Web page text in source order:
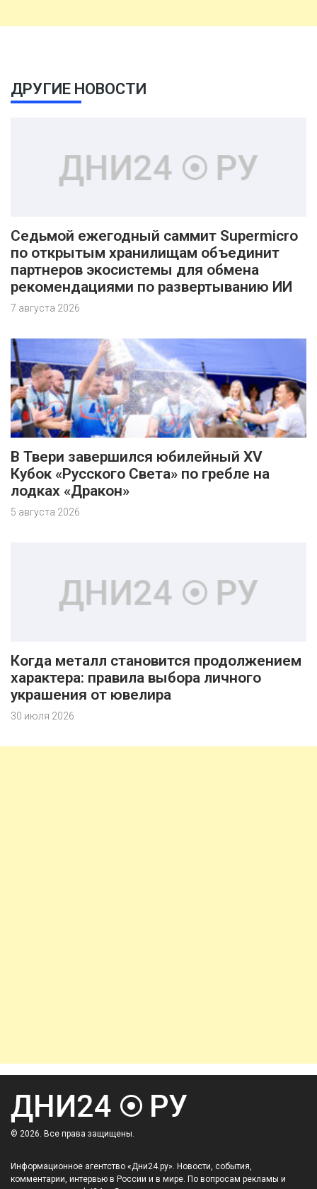
ДРУГИЕ НОВОСТИ
Седьмой ежегодный саммит Supermicro
по открытым хранилищам объединит
партнеров экосистемы для обмена
рекомендациями по развертыванию ИИ
7 августа 2026
В Твери завершился юбилейный XV
Кубок «Русского Света» по гребле на
лодках «Дракон»
5 августа 2026
Когда металл становится продолжением
характера: правила выбора личного
украшения от ювелира
30 июля 2026
© 2026. Все права защищены.
Информационное агентство «Дни24.ру». Новости, события,
комментарии, интервью в России и в мире. По вопросам рекламы и